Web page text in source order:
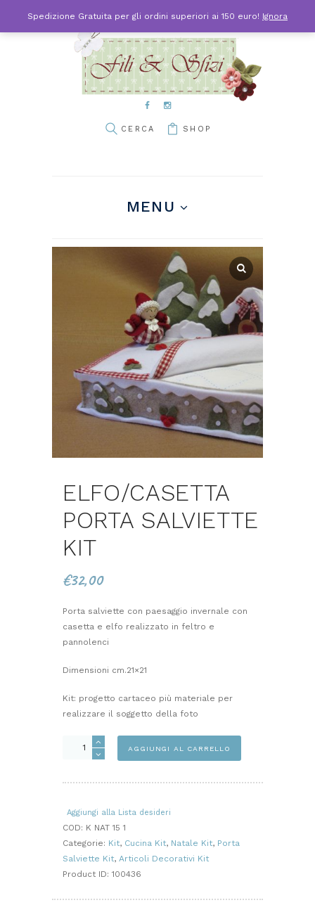
SHOP
MENU
ELFO/CASETTA
PORTA SALVIETTE
KIT
€32,00
Porta salviette con paesaggio invernale con
casetta e elfo realizzato in feltro e
pannolenci
Dimensioni cm.21×21
Kit: progetto cartaceo più materiale per
realizzare il soggetto della foto
ELFO/CASETTA
AGGIUNGI AL CARRELLO
Aggiungi alla Lista desideri
COD: K NAT 15 1
Categorie: Kit, Cucina Kit, Natale Kit, Porta
Salviette Kit, Articoli Decorativi Kit
Product ID: 100436
Spedizione Gratuita per gli ordini superiori ai 150 euro! Ignora